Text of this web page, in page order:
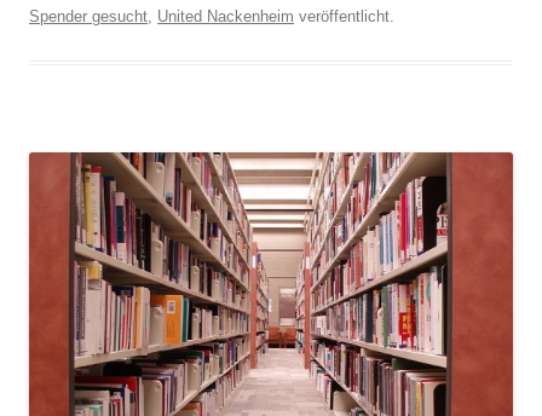
Spender gesucht, United Nackenheim veröffentlicht.